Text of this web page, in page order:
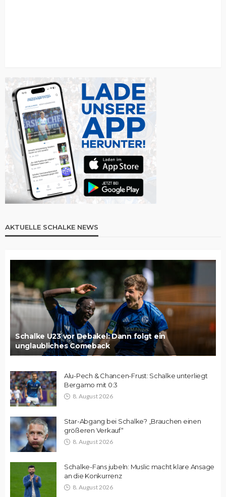
AKTUELLE SCHALKE NEWS
Schalke U23 vor Debakel: Dann folgt ein
unglaubliches Comeback
Alu-Pech & Chancen-Frust: Schalke unterliegt
Bergamo mit 0:3
8. August 2026
Star-Abgang bei Schalke? „Brauchen einen
größeren Verkauf“
8. August 2026
Schalke-Fans jubeln: Muslic macht klare Ansage
an die Konkurrenz
8. August 2026